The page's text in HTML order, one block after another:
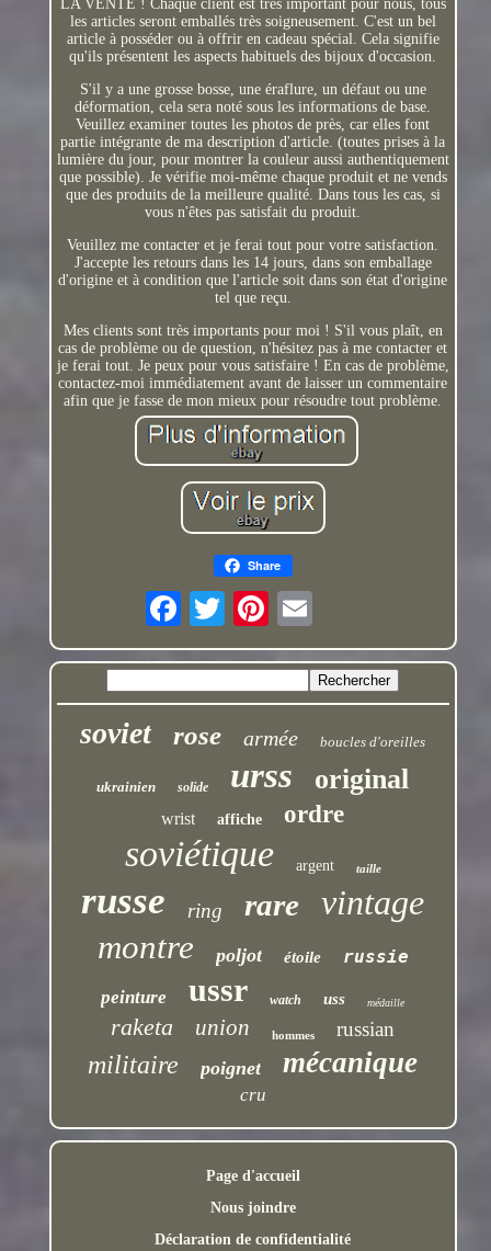
LA VENTE ! Chaque client est très important pour nous, tous
les articles seront emballés très soigneusement. C'est un bel
article à posséder ou à offrir en cadeau spécial. Cela signifie
qu'ils présentent les aspects habituels des bijoux d'occasion.
S'il y a une grosse bosse, une éraflure, un défaut ou une
déformation, cela sera noté sous les informations de base.
Veuillez examiner toutes les photos de près, car elles font
partie intégrante de ma description d'article. (toutes prises à la
lumière du jour, pour montrer la couleur aussi authentiquement
que possible). Je vérifie moi-même chaque produit et ne vends
que des produits de la meilleure qualité. Dans tous les cas, si
vous n'êtes pas satisfait du produit.
Veuillez me contacter et je ferai tout pour votre satisfaction.
J'accepte les retours dans les 14 jours, dans son emballage
d'origine et à condition que l'article soit dans son état d'origine
tel que reçu.
Mes clients sont très importants pour moi ! S'il vous plaît, en
cas de problème ou de question, n'hésitez pas à me contacter et
je ferai tout. Je peux pour vous satisfaire ! En cas de problème,
contactez-moi immédiatement avant de laisser un commentaire
afin que je fasse de mon mieux pour résoudre tout problème.
Share
soviet rose armée boucles d'oreilles
ukrainien solide urss original
wrist affiche ordre
soviétique argent taille
russe ring rare vintage
montre poljot étoile
russie
peinture
ussr watch uss médaille
raketa union hommes russian
militaire poignet mécanique
cru
Page d'accueil
Nous joindre
Déclaration de confidentialité